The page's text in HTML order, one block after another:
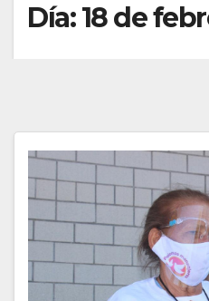
Día:18 de